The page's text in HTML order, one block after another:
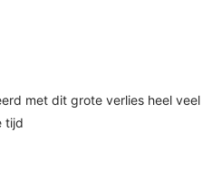
met dit grote verlies heel veel
tijd